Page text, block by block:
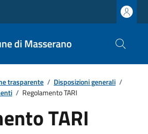
di Masserano
trasparente / Disposizioni generali /
/ Regolamento TARI
TARI